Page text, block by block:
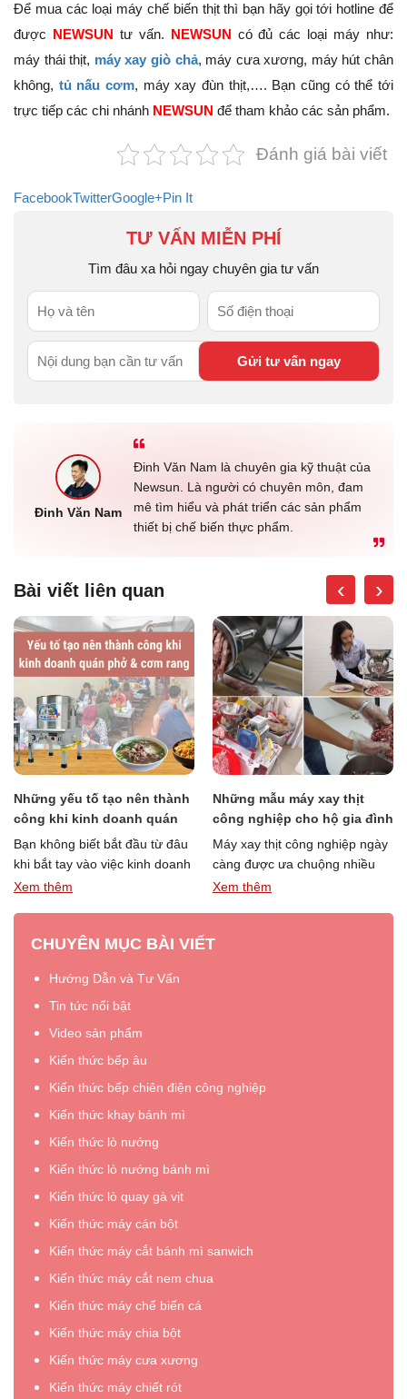
Để mua các loại máy chế biến thịt thì bạn hãy gọi tới hotline để
được NEWSUN tư vấn. NEWSUN có đủ các loại máy như:
máy thái thịt, máy xay giò chả, máy cưa xương, máy hút chân
không, tủ nấu cơm, máy xay đùn thịt,…. Bạn cũng có thể tới
trực tiếp các chi nhánh NEWSUN để tham khảo các sản phẩm.
Đánh giá bài viết
FacebookTwitterGoogle+Pin It
TƯ VẤN MIỄN PHÍ
Tìm đâu xa hỏi ngay chuyên gia tư vấn
Đinh Văn Nam
Đinh Văn Nam là chuyên gia kỹ thuật của
Newsun. Là người có chuyên môn, đam
mê tìm hiểu và phát triển các sản phẩm
thiết bị chế biến thực phẩm.
Bài viết liên quan
Những yếu tố tạo nên thành
công khi kinh doanh quán
phở & cơm rang
Bạn không biết bắt đầu từ đâu
khi bắt tay vào việc kinh doanh
quán phở và cơm rang. Vậy …
tố
nên
thành
kinh
doanh
phở
&
cơm
Xem thêm
Những mẫu máy xay thịt
công nghiệp cho hộ gia đình
kinh doanh nhỏ
Máy xay thịt công nghiệp ngày
càng được ưa chuộng nhiều
bởi ứng dụng xay đa năng và
Xem thêm
‹ ›
CHUYÊN MỤC BÀI VIẾT
Hướng Dẫn và Tư Vấn
Tin tức nổi bật
Video sản phẩm
Kiến thức bếp âu
Kiến thức bếp chiên điện công nghiệp
Kiến thức khay bánh mì
Kiến thức lò nướng
Kiến thức lò nướng bánh mì
Kiến thức lò quay gà vịt
Kiến thức máy cán bột
Kiến thức máy cắt bánh mì sanwich
Kiến thức máy cắt nem chua
Kiến thức máy chế biến cá
Kiến thức máy chia bột
Kiến thức máy cưa xương
Kiến thức máy chiết rót